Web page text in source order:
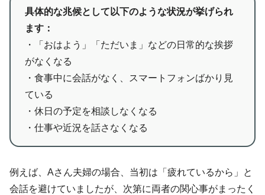
具体的な兆候として以下のような状況が挙げられ
ます：
・「おはよう」「ただいま」などの日常的な挨拶
がなくなる
・食事中に会話がなく、スマートフォンばかり見
ている
・休日の予定を相談しなくなる
・仕事や近況を話さなくなる
例えば、Aさん夫婦の場合、当初は「疲れているから」と
会話を避けていましたが、次第に両者の関心事がまったく